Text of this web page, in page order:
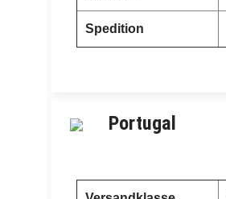
Spedition
Portugal